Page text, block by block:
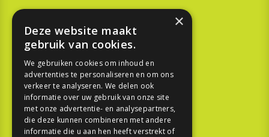
KOOPGIDS
TESTEN
SPORT
REPORTAGE
×
Deze website maakt
gebruik van cookies.
We gebruiken cookies om inhoud en
advertenties te personaliseren en om ons
verkeer te analyseren. We delen ook
informatie over uw gebruik van onze site
met onze advertentie- en analysepartners,
die deze kunnen combineren met andere
informatie die u aan hen heeft verstrekt of